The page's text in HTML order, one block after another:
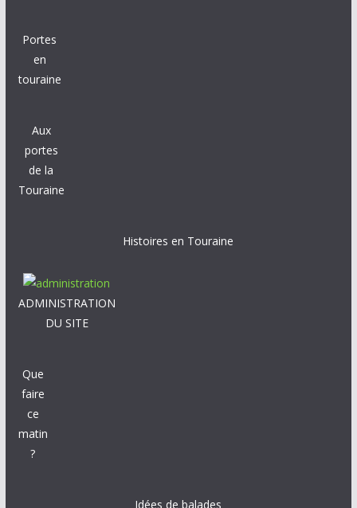
Portes
en
touraine
Aux
portes
de la
Touraine
Histoires en Touraine
ADMINISTRATION
DU SITE
Que
faire
ce
matin
?
Idées de balades